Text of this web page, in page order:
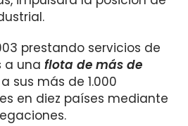
prestando servicios de
a una flota de más de
sus más de 1.000
en diez países mediante